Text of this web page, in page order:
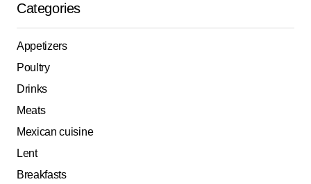
Categories
Appetizers
Poultry
Drinks
Meats
Mexican cuisine
Lent
Breakfasts